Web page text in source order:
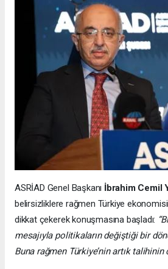
ASRİAD Genel Başkanı İbrahim Cemil
belirsizliklere rağmen Türkiye
dikkat çekerek konuşmasına başladı:
mesajıyla politikaların değiştiği bir
Buna rağmen Türkiye’nin artık talihinin